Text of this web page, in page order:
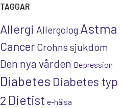
TAGGAR
Allergi Allergolog Astma
Cancer Crohns sjukdom
Den nya vården Depression
Diabetes Diabetes typ
2 Dietist e-hälsa